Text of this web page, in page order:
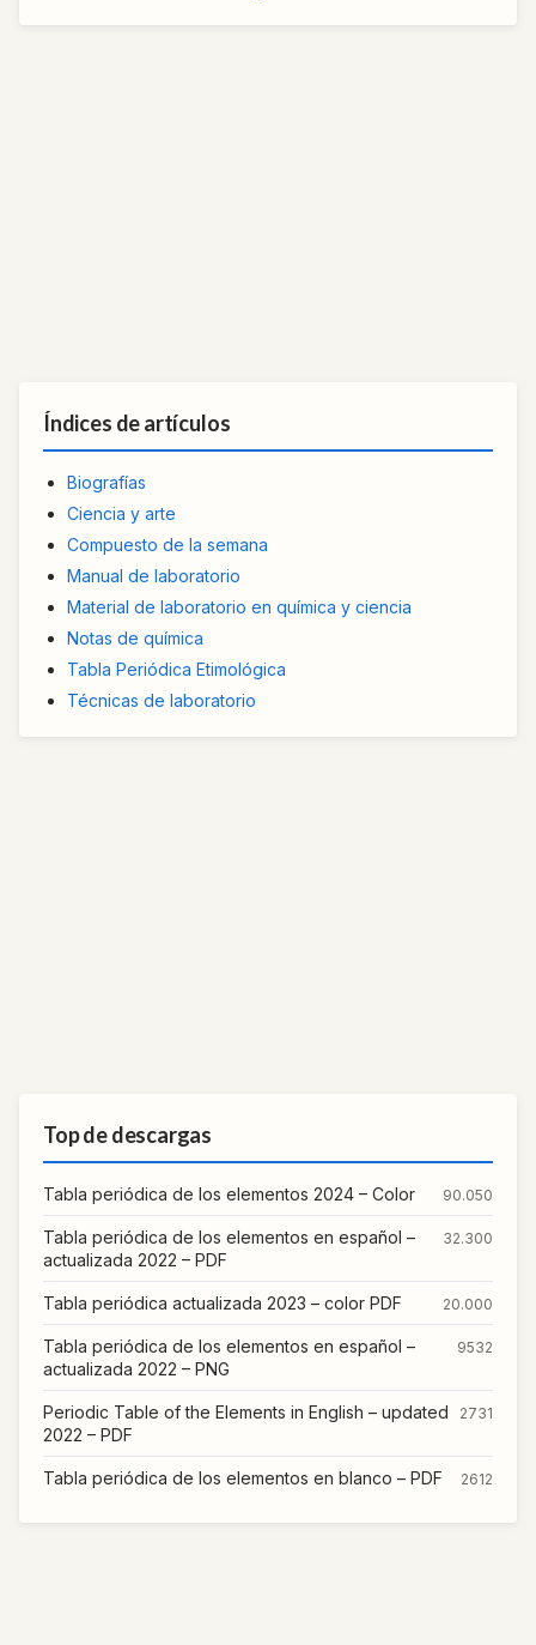
Índices de artículos
Biografías
Ciencia y arte
Compuesto de la semana
Manual de laboratorio
Material de laboratorio en química y ciencia
Notas de química
Tabla Periódica Etimológica
Técnicas de laboratorio
Top de descargas
Tabla periódica de los elementos 2024 – Color 90.050
Tabla periódica de los elementos en español –
actualizada 2022 – PDF
32.300
Tabla periódica actualizada 2023 – color PDF 20.000
Tabla periódica de los elementos en español –
actualizada 2022 – PNG
9532
Periodic Table of the Elements in English – updated
2022 – PDF
2731
Tabla periódica de los elementos en blanco – PDF 2612